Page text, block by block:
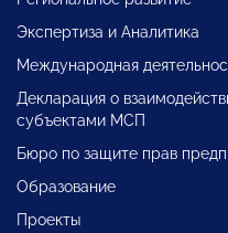
Экспертиза и Аналитика
Международная
Декларация о
субъектами МСП
Бюро по защите прав
Образование
Проекты